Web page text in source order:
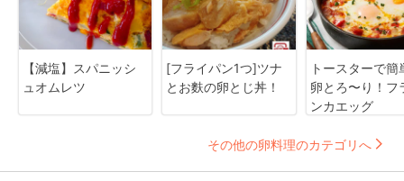
【減塩】スパニッシ
ュオムレツ
[フライパン1つ]ツナ
とお麩の卵とじ丼！
トースターで
卵とろ〜り！フ
ンカエッグ
その他の卵料理のカテゴリへ